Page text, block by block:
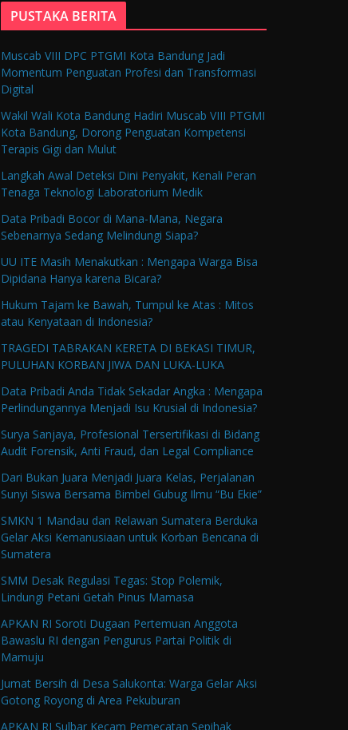
PUSTAKA BERITA
Muscab VIII DPC PTGMI Kota Bandung Jadi
Momentum Penguatan Profesi dan Transformasi
Digital
Wakil Wali Kota Bandung Hadiri Muscab VIII PTGMI
Kota Bandung, Dorong Penguatan Kompetensi
Terapis Gigi dan Mulut
Langkah Awal Deteksi Dini Penyakit, Kenali Peran
Tenaga Teknologi Laboratorium Medik
Data Pribadi Bocor di Mana-Mana, Negara
Sebenarnya Sedang Melindungi Siapa?
UU ITE Masih Menakutkan : Mengapa Warga Bisa
Dipidana Hanya karena Bicara?
Hukum Tajam ke Bawah, Tumpul ke Atas : Mitos
atau Kenyataan di Indonesia?
TRAGEDI TABRAKAN KERETA DI BEKASI TIMUR,
PULUHAN KORBAN JIWA DAN LUKA-LUKA
Data Pribadi Anda Tidak Sekadar Angka : Mengapa
Perlindungannya Menjadi Isu Krusial di Indonesia?
Surya Sanjaya, Profesional Tersertifikasi di Bidang
Audit Forensik, Anti Fraud, dan Legal Compliance
Dari Bukan Juara Menjadi Juara Kelas, Perjalanan
Sunyi Siswa Bersama Bimbel Gubug Ilmu “Bu Ekie”
SMKN 1 Mandau dan Relawan Sumatera Berduka
Gelar Aksi Kemanusiaan untuk Korban Bencana di
Sumatera
SMM Desak Regulasi Tegas: Stop Polemik,
Lindungi Petani Getah Pinus Mamasa
APKAN RI Soroti Dugaan Pertemuan Anggota
Bawaslu RI dengan Pengurus Partai Politik di
Mamuju
Jumat Bersih di Desa Salukonta: Warga Gelar Aksi
Gotong Royong di Area Pekuburan
APKAN RI Sulbar Kecam Pemecatan Sepihak